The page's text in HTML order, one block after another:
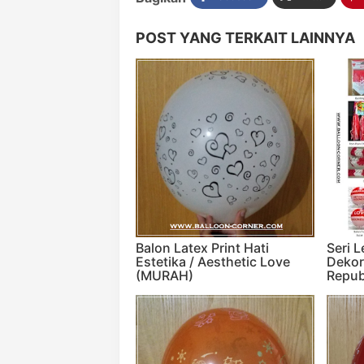
POST YANG TERKAIT LAINNYA
Balon Latex Print Hati
Estetika / Aesthetic Love
(MURAH)
Seri